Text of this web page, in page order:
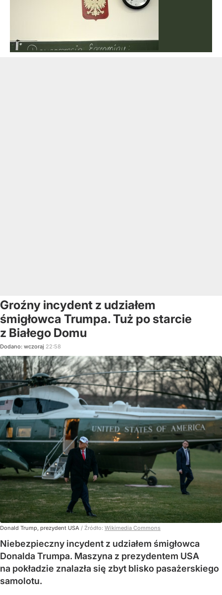
Groźny incydent z udziałem
śmigłowca Trumpa. Tuż po starcie
z Białego Domu
Dodano: wczoraj 22:58
Donald Trump, prezydent USA / Źródło: Wikimedia Commons
Niebezpieczny incydent z udziałem śmigłowca
Donalda Trumpa. Maszyna z prezydentem USA
na pokładzie znalazła się zbyt blisko pasażerskiego
samolotu.